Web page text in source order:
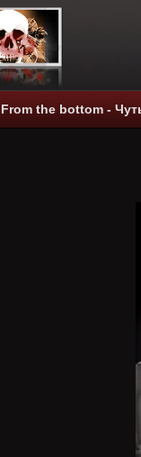
From the bottom -